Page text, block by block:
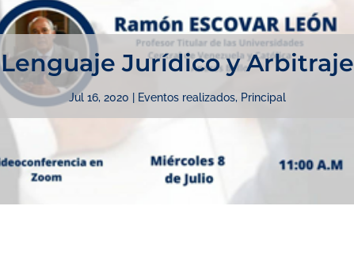
Lenguaje Jurídico y Arbitraje
Jul 16, 2020 Eventos realizados, Principal